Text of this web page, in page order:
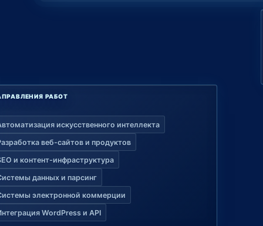
РАБОТ
искусственного интеллекта
веб-сайтов и продуктов
и контент-инфраструктура
данных и парсинг
электронной коммерции
WordPress и API